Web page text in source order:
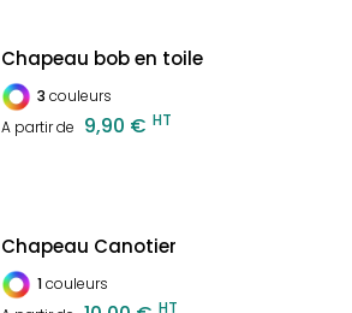
Chapeau bob en toile
3 couleurs
A partir de 9,90 € HT
Chapeau Canotier
1couleurs
HT